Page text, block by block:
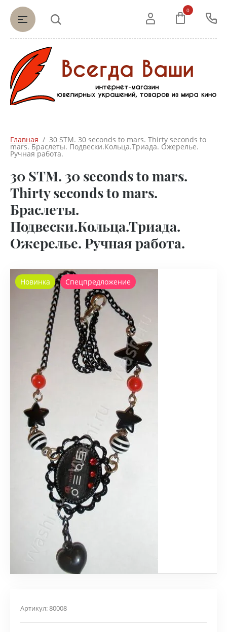
0
Главная
  /  30 STM. 30 seconds to mars. Thirty seconds to
mars. Браслеты. Подвески.Кольца.Триада. Ожерелье.
Ручная работа.
30 STM. 30 seconds to mars.
Thirty seconds to mars.
Браслеты.
Подвески.Кольца.Триада.
Ожерелье. Ручная работа.
Новинка Спецпредложение
Артикул:80008